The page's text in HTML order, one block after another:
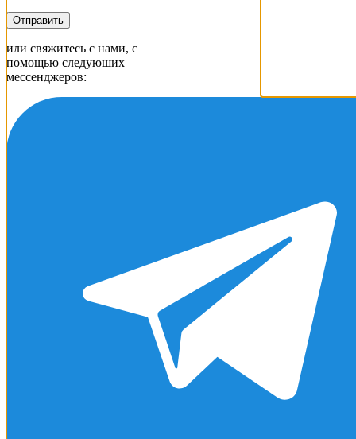
Отправить
или свяжитесь с нами, с
помощью следуюших
мессенджеров: